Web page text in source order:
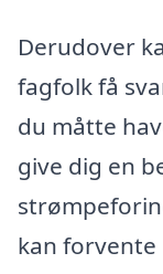
Derudover
fagfolk få
du måtte
give dig en
kan